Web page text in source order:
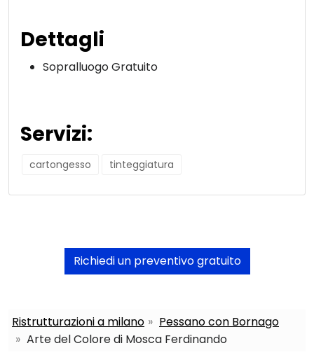
Dettagli
Sopralluogo Gratuito
Servizi:
cartongesso tinteggiatura
Richiedi un preventivo gratuito
Ristrutturazioni a milano
Pessano con Bornago
Arte del Colore di Mosca Ferdinando